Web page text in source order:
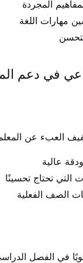
المجردة
مهارات اللغة
في دعم
العبء عن
عالية
التي تحتاج تحسينًا
الصف الفعلية
في الفصل